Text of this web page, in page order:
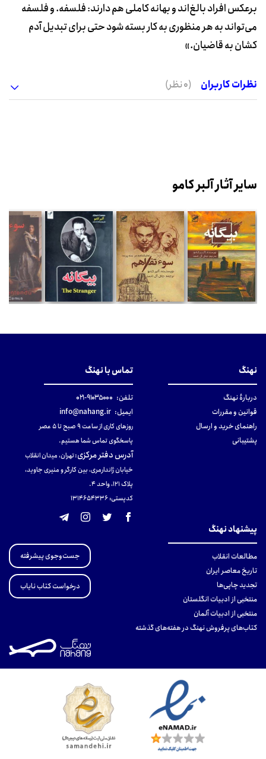
برعکس افراد بالغ‌اند و بهانه کاملی هم دارند: فلسفه. و فلسفه
می‌تواند به هر منظوری به کار بسته شود حتی برای تبدیل آدم
کشان به قاضیان.»
نظرات کاربران (0 نظر)
سایر آثار آلبر کامو
نهنگ
دربارهٔ نهنگ
قوانین و مقررات
راهنمای خرید و ارسال
پشتیبانی
تماس با نهنگ
تلفن: ۹۱۰۳۵۰۰۰-۰۲۱
ایمیل: info@nahang.ir
روزهای کاری از ساعت ۹ صبح تا ۵ عصر
پاسخگوی تماس شما هستیم.
آدرس دفتر مرکزی:تهران، میدان انقلاب
خیابان ژاندارمری، بین کارگر و منیری جاوید،
پلاک 121، واحد ۴.
کدپستی: 131465433۶
پیشنهاد نهنگ
مطالعات انقلاب
تاریخ معاصر ایران
تجدید چاپی‌ها
منتخبی از ادبیات انگلستان
منتخبی از ادبیات آلمان
کتاب‌های پرفروش نهنگ در هفته‌های گذشته
جست‌وجوی پیشرفته
درخواست کتاب نایاب